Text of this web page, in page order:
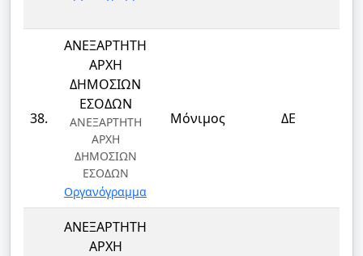
38.
ΑΝΕΞΑΡΤΗΤΗ
ΑΡΧΗ
ΔΗΜΟΣΙΩΝ
ΕΣΟΔΩΝ
ΑΝΕΞΑΡΤΗΤΗ
ΑΡΧΗ
ΔΗΜΟΣΙΩΝ
ΕΣΟΔΩΝ
Οργανόγραμμα
Μόνιμος ΔΕ
ΑΝΕΞΑΡΤΗΤΗ
ΑΡΧΗ